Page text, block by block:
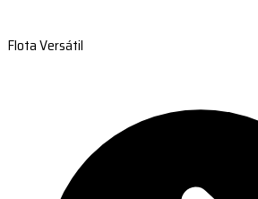
Flota Versátil